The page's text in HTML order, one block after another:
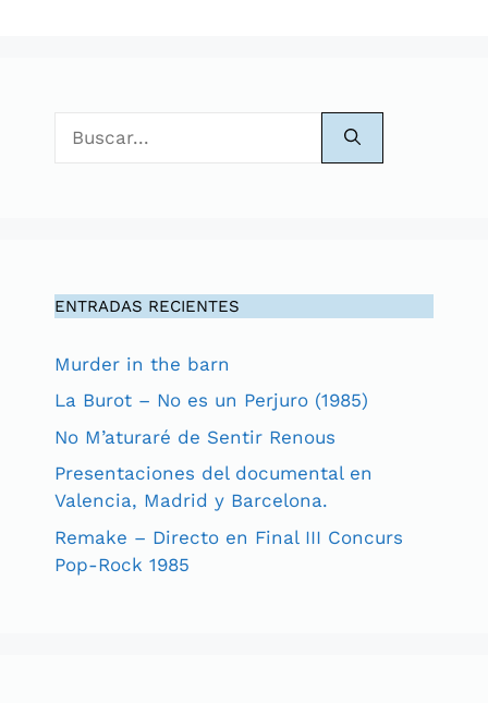
ENTRADAS RECIENTES
Murder in the barn
La Burot – No es un Perjuro (1985)
No M’aturaré de Sentir Renous
Presentaciones del documental en
Valencia, Madrid y Barcelona.
Remake – Directo en Final III Concurs
Pop-Rock 1985